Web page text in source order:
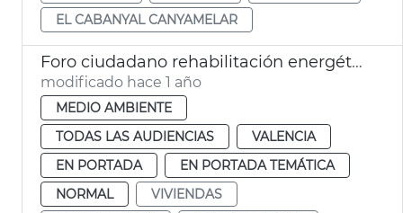
EL CABANYAL CANYAMELAR
Foro ciudadano rehabilitación energética
modificado hace 1 año
MEDIO AMBIENTE
TODAS LAS AUDIENCIAS
VALENCIA
EN PORTADA
EN PORTADA TEMÁTICA
NORMAL
VIVIENDAS